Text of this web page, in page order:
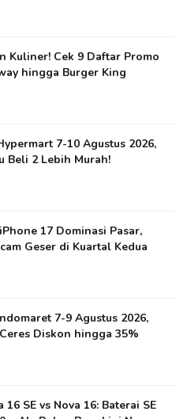
Kuliner! Cek 9 Daftar Promo
hingga Burger King
7-10 Agustus 2026,
Beli 2 Lebih Murah!
17 Dominasi Pasar,
Geser di Kuartal Kedua
7-9 Agustus 2026,
Diskon hingga 35%
16 SE vs Nova 16: Baterai SE